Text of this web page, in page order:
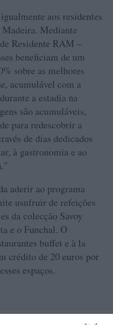
aos residentes
Madeira. Mediante
Residente RAM –
beneficiam de um
sobre as melhores
acumulável com a
a estadia na
são acumuláveis,
para redescobrir a
de dias dedicados
à gastronomia e ao
aderir ao programa
usufruir de refeições
da colecção Savoy
e o Funchal. O
buffet e à la
crédito de 20 euros por
espaços.